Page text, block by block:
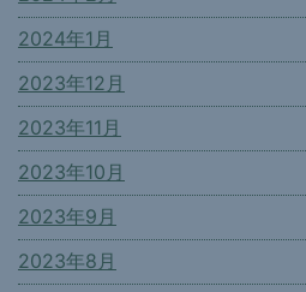
2024年1月
2023年12月
2023年11月
2023年10月
2023年9月
2023年8月